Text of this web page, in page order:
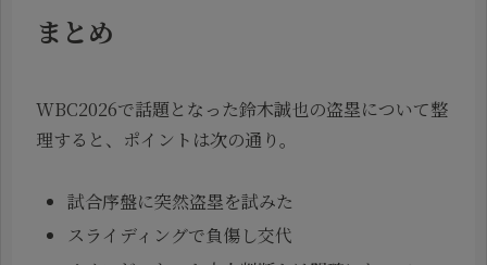
まとめ
WBC2026で話題となった鈴木誠也の盗塁について整
理すると、ポイントは次の通り。
試合序盤に突然盗塁を試みた
スライディングで負傷し交代